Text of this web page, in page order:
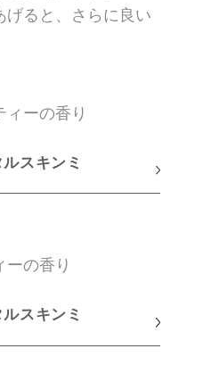
げると、さらに良い
ィーの香り
スキンミ
ーの香り
スキンミ